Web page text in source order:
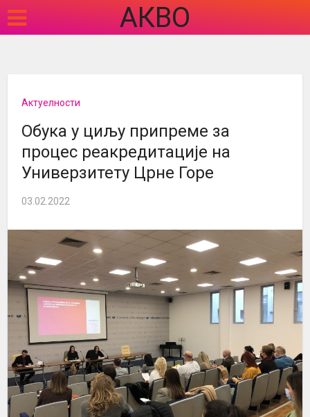
АКВО
Актуелности
Обука у циљу припреме за
процес реакредитације на
Универзитету Црне Горе
03.02.2022